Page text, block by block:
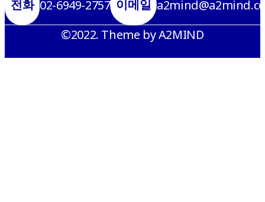
전화 02-6949-2757 이메일
©2022. Theme by A2MIND